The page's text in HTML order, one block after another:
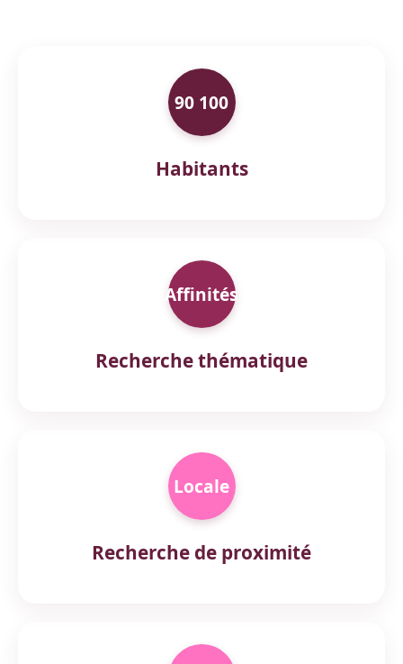
90 100
Habitants
Affinités
Recherche thématique
Locale
Recherche de proximité